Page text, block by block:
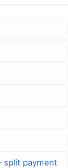
split payment